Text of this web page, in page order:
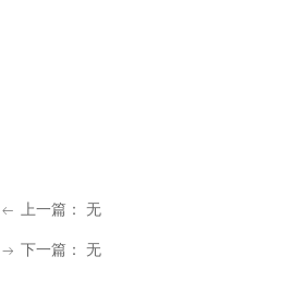
ꂃ 上一篇： 无
ꁹ 下一篇： 无